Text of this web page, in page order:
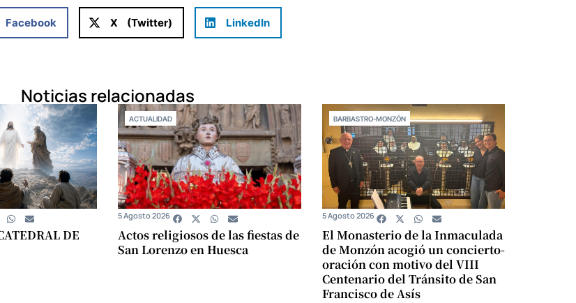
Facebook X (Twitter) LinkedIn
Noticias relacionadas
DE
ACTUALIDAD
Actos religiosos de las fiestas de
San Lorenzo en Huesca
5 Agosto 2026
BARBASTRO-MONZÓN
El Monasterio de la Inmaculada
de Monzón acogió un concierto-
oración con motivo del VIII
Centenario del Tránsito de San
Francisco de Asís
5 Agosto 2026